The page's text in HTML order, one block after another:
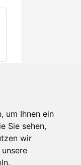
um Ihnen ein
Sie sehen,
wir